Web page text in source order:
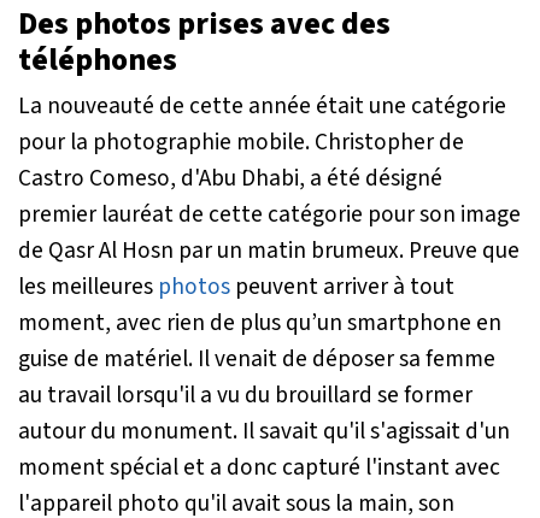
Des photos prises avec des
téléphones
La nouveauté de cette année était une catégorie
pour la photographie mobile. Christopher de
Castro Comeso, d'Abu Dhabi, a été désigné
premier lauréat de cette catégorie pour son image
de Qasr Al Hosn par un matin brumeux. Preuve que
les meilleures photos peuvent arriver à tout
moment, avec rien de plus qu’un smartphone en
guise de matériel. Il venait de déposer sa femme
au travail lorsqu'il a vu du brouillard se former
autour du monument. Il savait qu'il s'agissait d'un
moment spécial et a donc capturé l'instant avec
l'appareil photo qu'il avait sous la main, son